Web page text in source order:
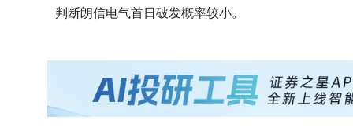
判断朗信电气首日破发概率较小。